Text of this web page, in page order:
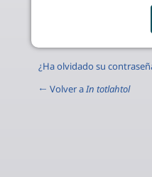
¿Ha olvidado su
← Volver aIn totlahtol